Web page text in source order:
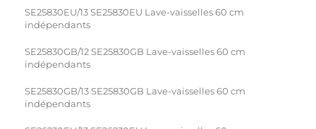
SE25830EU/13 SE25830EU Lave-vaisselles 60 cm
indépendants
SE25830GB/12 SE25830GB Lave-vaisselles 60 cm
indépendants
SE25830GB/13 SE25830GB Lave-vaisselles 60 cm
indépendants